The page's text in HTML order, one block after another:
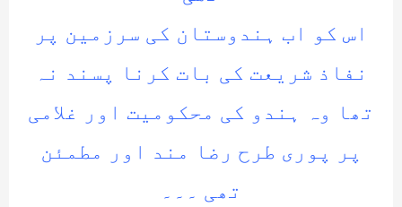
اس کو اب ہندوستان کی سرزمین پر
نفاذ شریعت کی بات کرنا پسند نہ
تھا وہ ہندو کی محکومیت اور غلامی
پر پوری طرح رضا مند اور مطمئن
تھی ۔۔۔